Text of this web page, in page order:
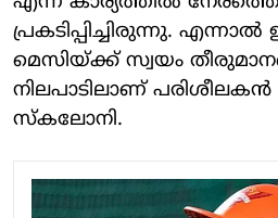
പ്രകടിപ്പിച്ചിരുന്നു.
മെസിയ്ക്ക് സ്വയം
നിലപാടിലാണ്
സ്കലോനി.